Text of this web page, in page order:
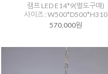
램프 LED E14*9(별도구매)
사이즈 : W500*D500*H310
570,000원